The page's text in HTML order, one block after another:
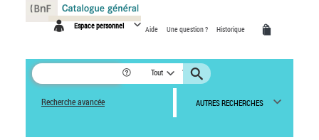
Espace personnel Aide Une question ? Historique
Tout
Recherche avancée AUTRES RECHERCHES
Panneau de gestion des cookies